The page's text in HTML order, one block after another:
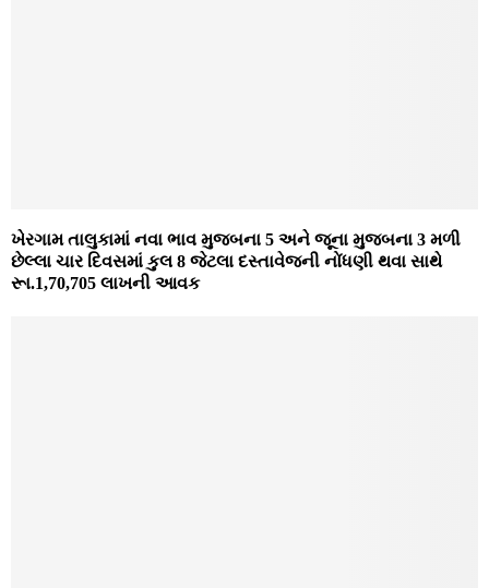
ખેરગામ તાલુકામાં નવા ભાવ મુજબના 5 અને જૂના મુજબના 3 મળી
છેલ્લા ચાર દિવસમાં કુલ 8 જેટલા દસ્‍તાવેજની નોંધણી થવા સાથે
રૂા.1,70,705 લાખની આવક